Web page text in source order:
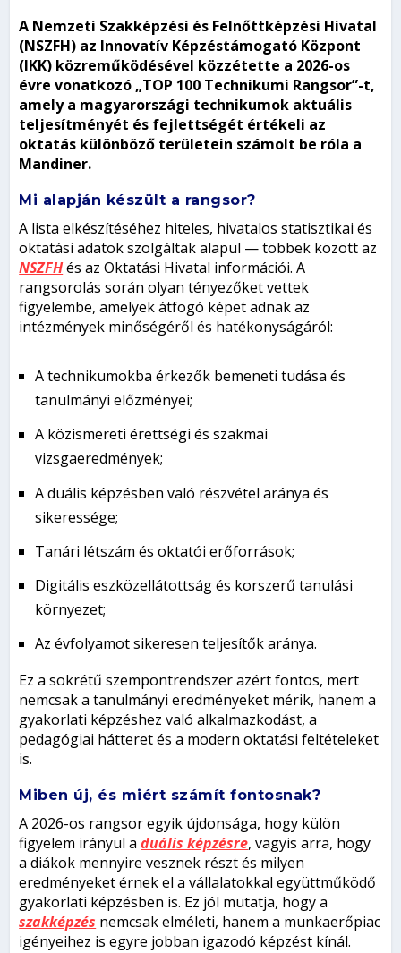
A Nemzeti Szakképzési és Felnőttképzési Hivatal
(NSZFH) az Innovatív Képzéstámogató Központ
(IKK) közreműködésével közzétette a 2026-os
évre vonatkozó „TOP 100 Technikumi Rangsor”-t,
amely a magyarországi technikumok aktuális
teljesítményét és fejlettségét értékeli az
oktatás különböző területein számolt be róla a
Mandiner.
Mi alapján készült a rangsor?
A lista elkészítéséhez hiteles, hivatalos statisztikai és
oktatási adatok szolgáltak alapul — többek között az
NSZFHés az Oktatási Hivatal információi. A
rangsorolás során olyan tényezőket vettek
figyelembe, amelyek átfogó képet adnak az
intézmények minőségéről és hatékonyságáról:
A technikumokba érkezők bemeneti tudása és
tanulmányi előzményei;
A közismereti érettségi és szakmai
vizsgaeredmények;
A duális képzésben való részvétel aránya és
sikeressége;
Tanári létszám és oktatói erőforrások;
Digitális eszközellátottság és korszerű tanulási
környezet;
Az évfolyamot sikeresen teljesítők aránya.
Ez a sokrétű szempontrendszer azért fontos, mert
nemcsak a tanulmányi eredményeket mérik, hanem a
gyakorlati képzéshez való alkalmazkodást, a
pedagógiai hátteret és a modern oktatási feltételeket
is.
Miben új, és miért számít fontosnak?
A 2026-os rangsor egyik újdonsága, hogy külön
figyelem irányul aduális képzésre, vagyis arra, hogy
a diákok mennyire vesznek részt és milyen
eredményeket érnek el a vállalatokkal együttműködő
gyakorlati képzésben is. Ez jól mutatja, hogy a
szakképzés nemcsak elméleti, hanem a munkaerőpiac
igényeihez is egyre jobban igazodó képzést kínál.